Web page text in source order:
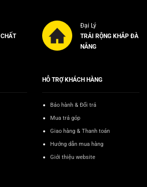
Đại Lý
TRẢI RỘNG KHẮP ĐÀ
NẴNG
HỖ TRỢ KHÁCH HÀNG
Bảo hành & Đổi trả
Mua trả góp
Giao hàng & Thanh toán
Hướng dẫn mua hàng
Giới thiệu website